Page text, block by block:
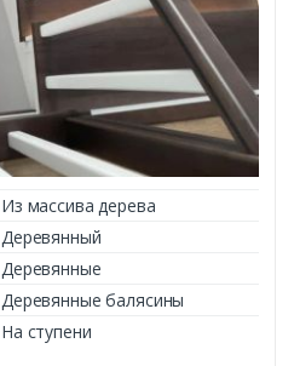
Из массива дерева
Деревянный
Деревянные
Деревянные балясины
На ступени